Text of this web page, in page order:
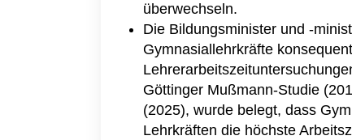
überwechseln.
Die Bildungsminister und -
Gymnasiallehrkräfte
Göttinger Mußmann-Studie
(2025), wurde belegt, dass
Lehrkräften die höchste